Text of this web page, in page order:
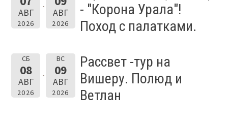
АВГ
2026
АВГ
2026
- "Корона Урала"!
Поход с палатками.
СБ
08
АВГ
2026
ВС
09
АВГ
2026
Рассвет -тур на
Вишеру. Полюд и
Ветлан